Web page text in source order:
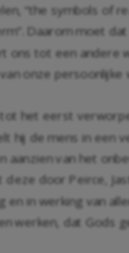
“the symbols of
Daarom moet
ons tot een andere
onze
het eerst
hij de mens in een
aanzien van het
door Peirce,
en in werking van
werken, dat Gods